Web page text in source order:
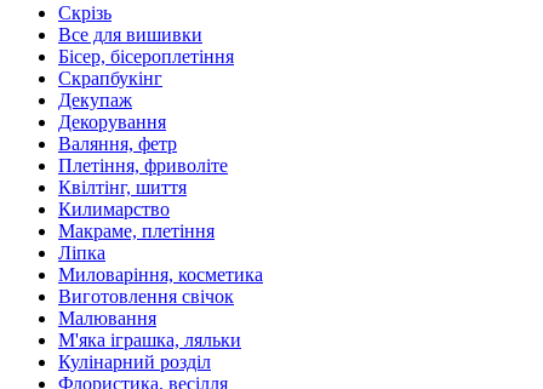
Скрізь
Все для вишивки
Бісер, бісероплетіння
Скрапбукінг
Декупаж
Декорування
Валяння, фетр
Плетіння, фриволіте
Квілтінг, шиття
Килимарство
Макраме, плетіння
Ліпка
Миловаріння, косметика
Виготовлення свічок
Малювання
М'яка іграшка, ляльки
Кулінарний розділ
Флористика, весілля